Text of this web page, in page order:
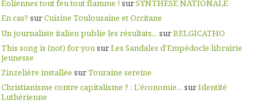
Éoliennes tout feu tout flamme ! surSYNTHESE NATIONALE
En cas? surCuisine Toulousaine et Occitane
Un journaliste italien publie les résultats... surBELGICATHO
This song is (not) for yousurLes Sandales d'Empédocle librairie
jeunesse
Zinzelière installée surTouraine sereine
Christianisme contre capitalisme ? : L'économie... surIdentité
Luthérienne